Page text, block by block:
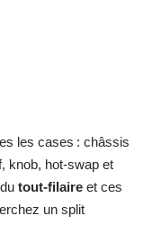
les cases : châssis
knob, hot‑swap et
tout‑filaire et ces
un split